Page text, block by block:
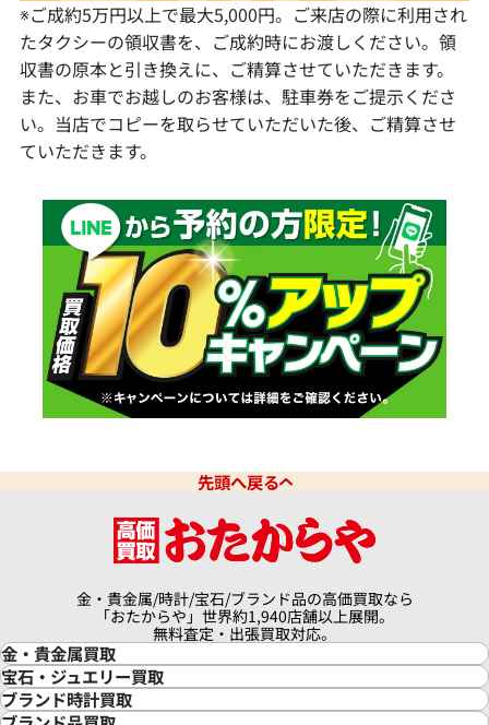
※ご成約5万円以上で最大5,000円。ご来店の際に利用され
たタクシーの領収書を、ご成約時にお渡しください。領
収書の原本と引き換えに、ご精算させていただきます。
また、お車でお越しのお客様は、駐車券をご提示くださ
い。当店でコピーを取らせていただいた後、ご精算させ
ていただきます。
先頭へ戻る
金・貴金属/時計/宝石/ブランド品の高価買取なら
「おたからや」世界約1,940店舗以上展開。
無料査定・出張買取対応。
金・貴金属買取
金買取
金の相場価格情報
金の参考買取価格一覧
宝石・ジュエリー買取
宝石・ジュエリー買取
ダイヤモンド買取
ブランド時計買取